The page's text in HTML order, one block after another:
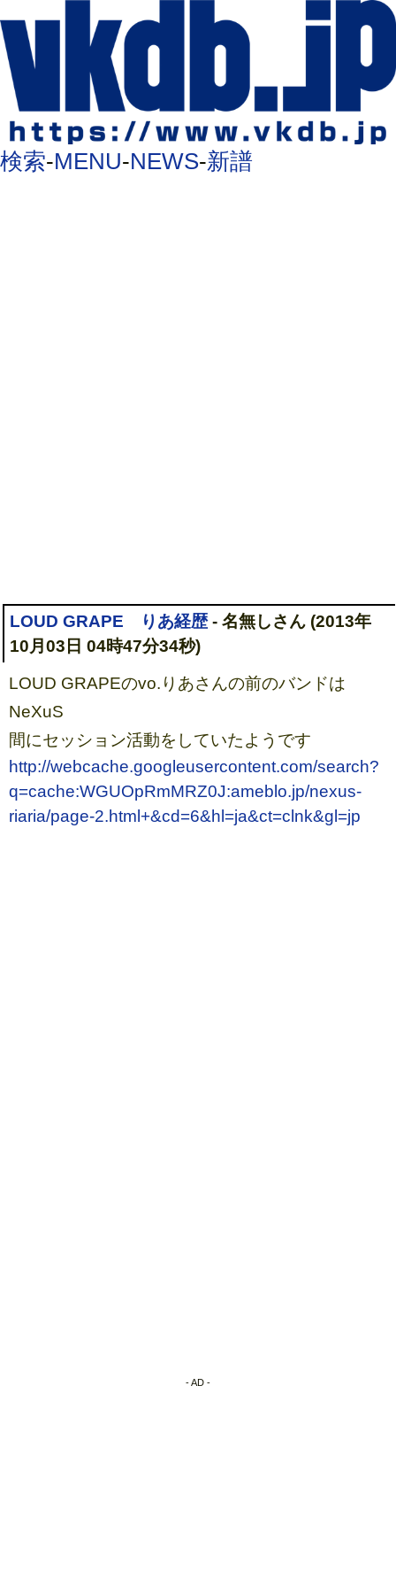
検索-MENU-NEWS-新譜
LOUD GRAPE りあ経歴- 名無しさん (2013年
10月03日 04時47分34秒)
LOUD GRAPEのvo.りあさんの前のバンドは
NeXuS
間にセッション活動をしていたようです
http://webcache.googleusercontent.com/search?
q=cache:WGUOpRmMRZ0J:ameblo.jp/nexus-
riaria/page-2.html+&cd=6&hl=ja&ct=clnk&gl=jp
- AD -